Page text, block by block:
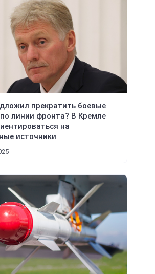
прекратить боевые
линии фронта? В Кремле
на
источники